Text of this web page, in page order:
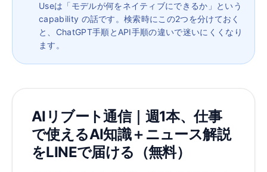
Useは「モデルが何をネイティブにできるか」という
capability の話です。検索時にこの2つを分けておく
と、ChatGPT手順とAPI手順の違いで迷いにくくなり
ます。
AIリブート通信｜週1本、仕事
で使えるAI知識＋ニュース解説
をLINEで届ける（無料）